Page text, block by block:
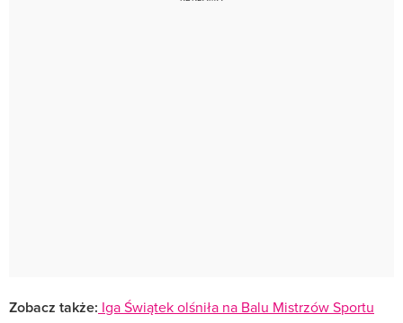
Zobacz także: Iga Świątek olśniła na Balu Mistrzów Sportu